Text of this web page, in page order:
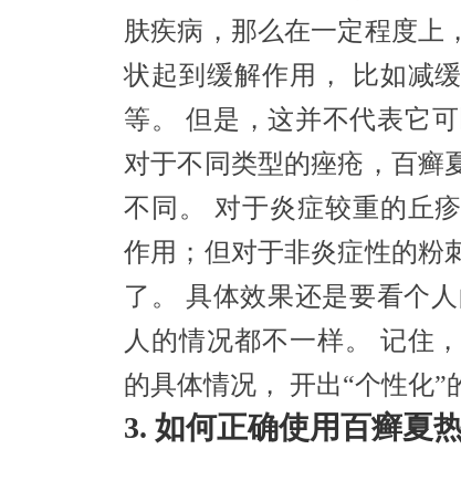
肤疾病，那么在一定程度上
状起到缓解作用， 比如减
等。 但是，这并不代表它
对于不同类型的痤疮，百癣
不同。 对于炎症较重的丘
作用；但对于非炎症性的粉
了。 具体效果还是要看个
人的情况都不一样。 记住
的具体情况， 开出“个性化”
3. 如何正确使用百癣夏